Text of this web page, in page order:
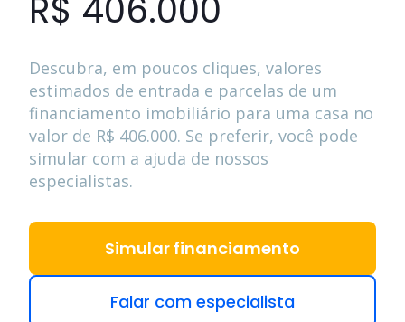
R$ 406.000
Descubra, em poucos cliques, valores
estimados de entrada e parcelas de um
financiamento imobiliário para uma casa no
valor de R$ 406.000. Se preferir, você pode
simular com a ajuda de nossos
especialistas.
Simular financiamento
Falar com especialista